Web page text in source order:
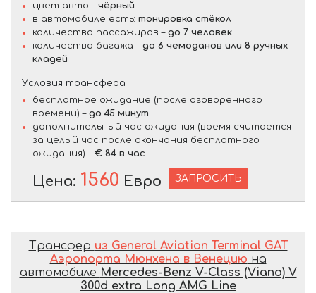
цвет авто – чёрный
в автомобиле есть: тонировка стёкол
количество пассажиров – до 7 человек
количество багажа – до 6 чемоданов или 8 ручных
кладей
Условия трансфера:
бесплатное ожидание (после оговоренного
времени) – до 45 минут
дополнительный час ожидания (время считается
за целый час после окончания бесплатного
ожидания) – € 84 в час
Цена: 1560 Евро ЗАПРОСИТЬ
Трансфер из General Aviation Terminal GAT
Аэропорта Мюнхена в Венецию на
автомобиле Mercedes-Benz V-Class (Viano) V
300d extra Long AMG Line